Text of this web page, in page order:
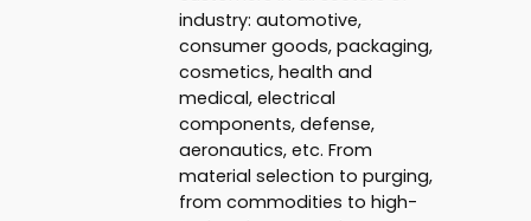
industry: automotive,
consumer goods, packaging,
cosmetics, health and
medical, electrical
components, defense,
aeronautics, etc. From
material selection to purging,
from commodities to high-